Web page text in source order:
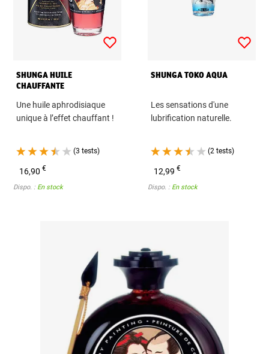
SHUNGA HUILE
CHAUFFANTE
Une huile aphrodisiaque
unique à l’effet chauffant !
(3 tests)
16,90€
Dispo. : En stock
SHUNGA TOKO AQUA
Les sensations d'une
lubrification naturelle.
(2 tests)
12,99€
Dispo. : En stock